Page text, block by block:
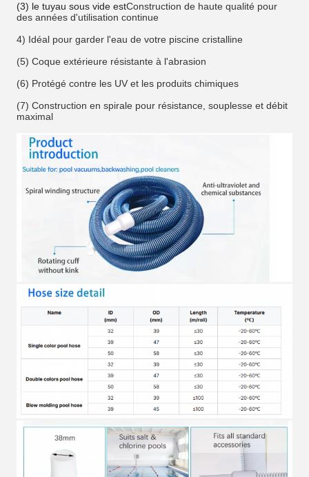
(3) le tuyau sous vide estConstruction de haute qualité pour
des années d'utilisation continue
4) Idéal pour garder l'eau de votre piscine cristalline
(5) Coque extérieure résistante à l'abrasion
(6) Protégé contre les UV et les produits chimiques
(7) Construction en spirale pour résistance, souplesse et débit
maximal